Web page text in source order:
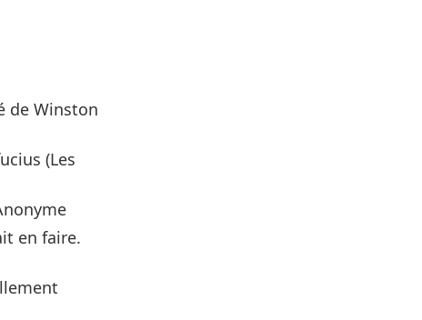
de Winston
(Les
en faire.